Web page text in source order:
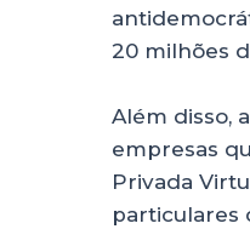
20 milhões
Além disso,
empresas
Privada
particulares